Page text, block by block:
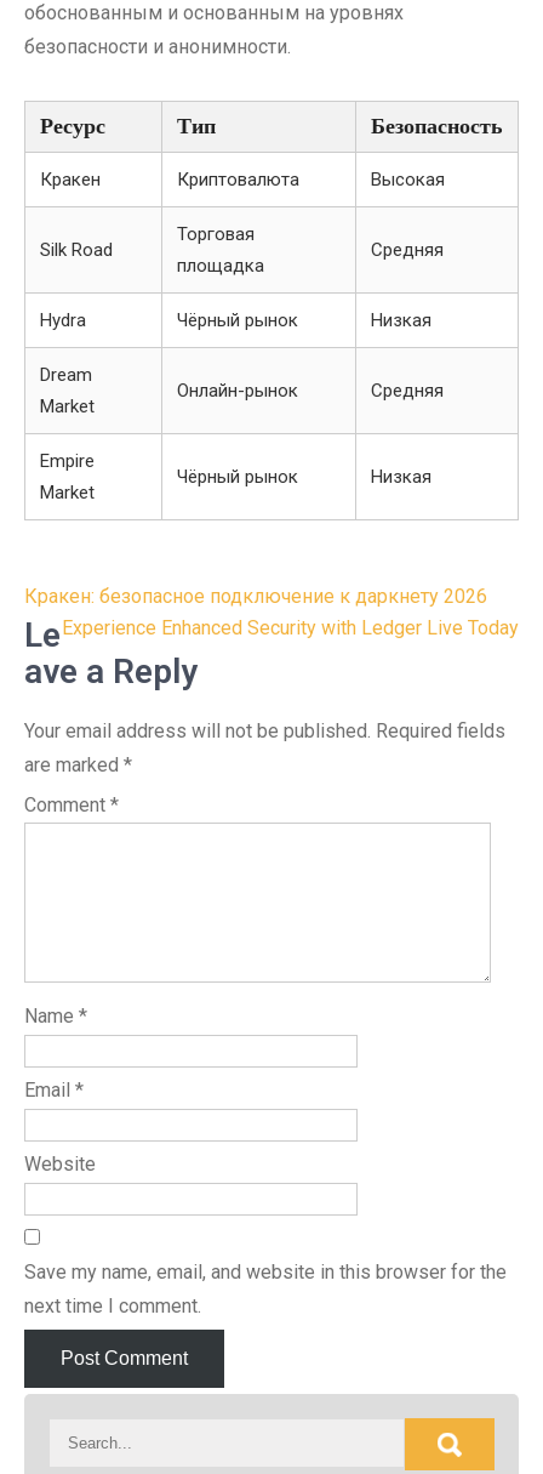
обоснованным и основанным на уровнях
безопасности и анонимности.
Ресурс Тип Безопасность
Кракен Криптовалюта Высокая
Silk Road
Торговая
площадка
Средняя
Hydra Чёрный рынок Низкая
Dream
Market
Онлайн-рынок Средняя
Empire
Market
Чёрный рынок Низкая
Post
navigation
Кракен: безопасное подключение к даркнету 2026
Experience Enhanced Security with Ledger Live Today
Le
ave a Reply
Your email address will not be published. Required fields
are marked *
Comment *
Name *
Email *
Website
Save my name, email, and website in this browser for the
next time I comment.